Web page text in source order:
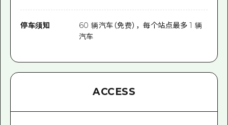
停车须知
60 辆汽车（免费），每个站点最多 1 辆
汽车
ACCESS